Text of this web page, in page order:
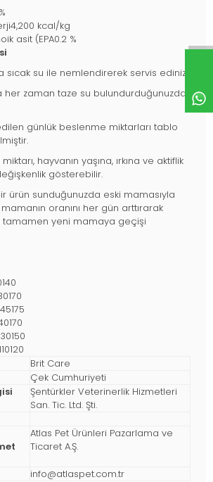
kcal/kg
asit (EPA0.2 %
sıcak su ile nemlendirerek servis ediniz.
her zaman taze su bulundurduğunuzdan
günlük beslenme miktarları tablo
hayvanın yaşına, ırkına ve aktiflik
gösterebilir.
ürün sunduğunuzda eski mamasıyla
mamanın oranını her gün arttırarak
yeni mamaya geçişi
Brit Care
Çek Cumhuriyeti
Şentürkler Veterinerlik Hizmetleri
San. Tic. Ltd. Şti.
Atlas Pet Ürünleri Pazarlama ve
Ticaret A.Ş.
info@atlaspet.com.tr